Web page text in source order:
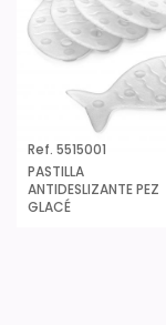
Ref. 5515001
PASTILLA
ANTIDESLIZANTE PEZ
GLACÉ